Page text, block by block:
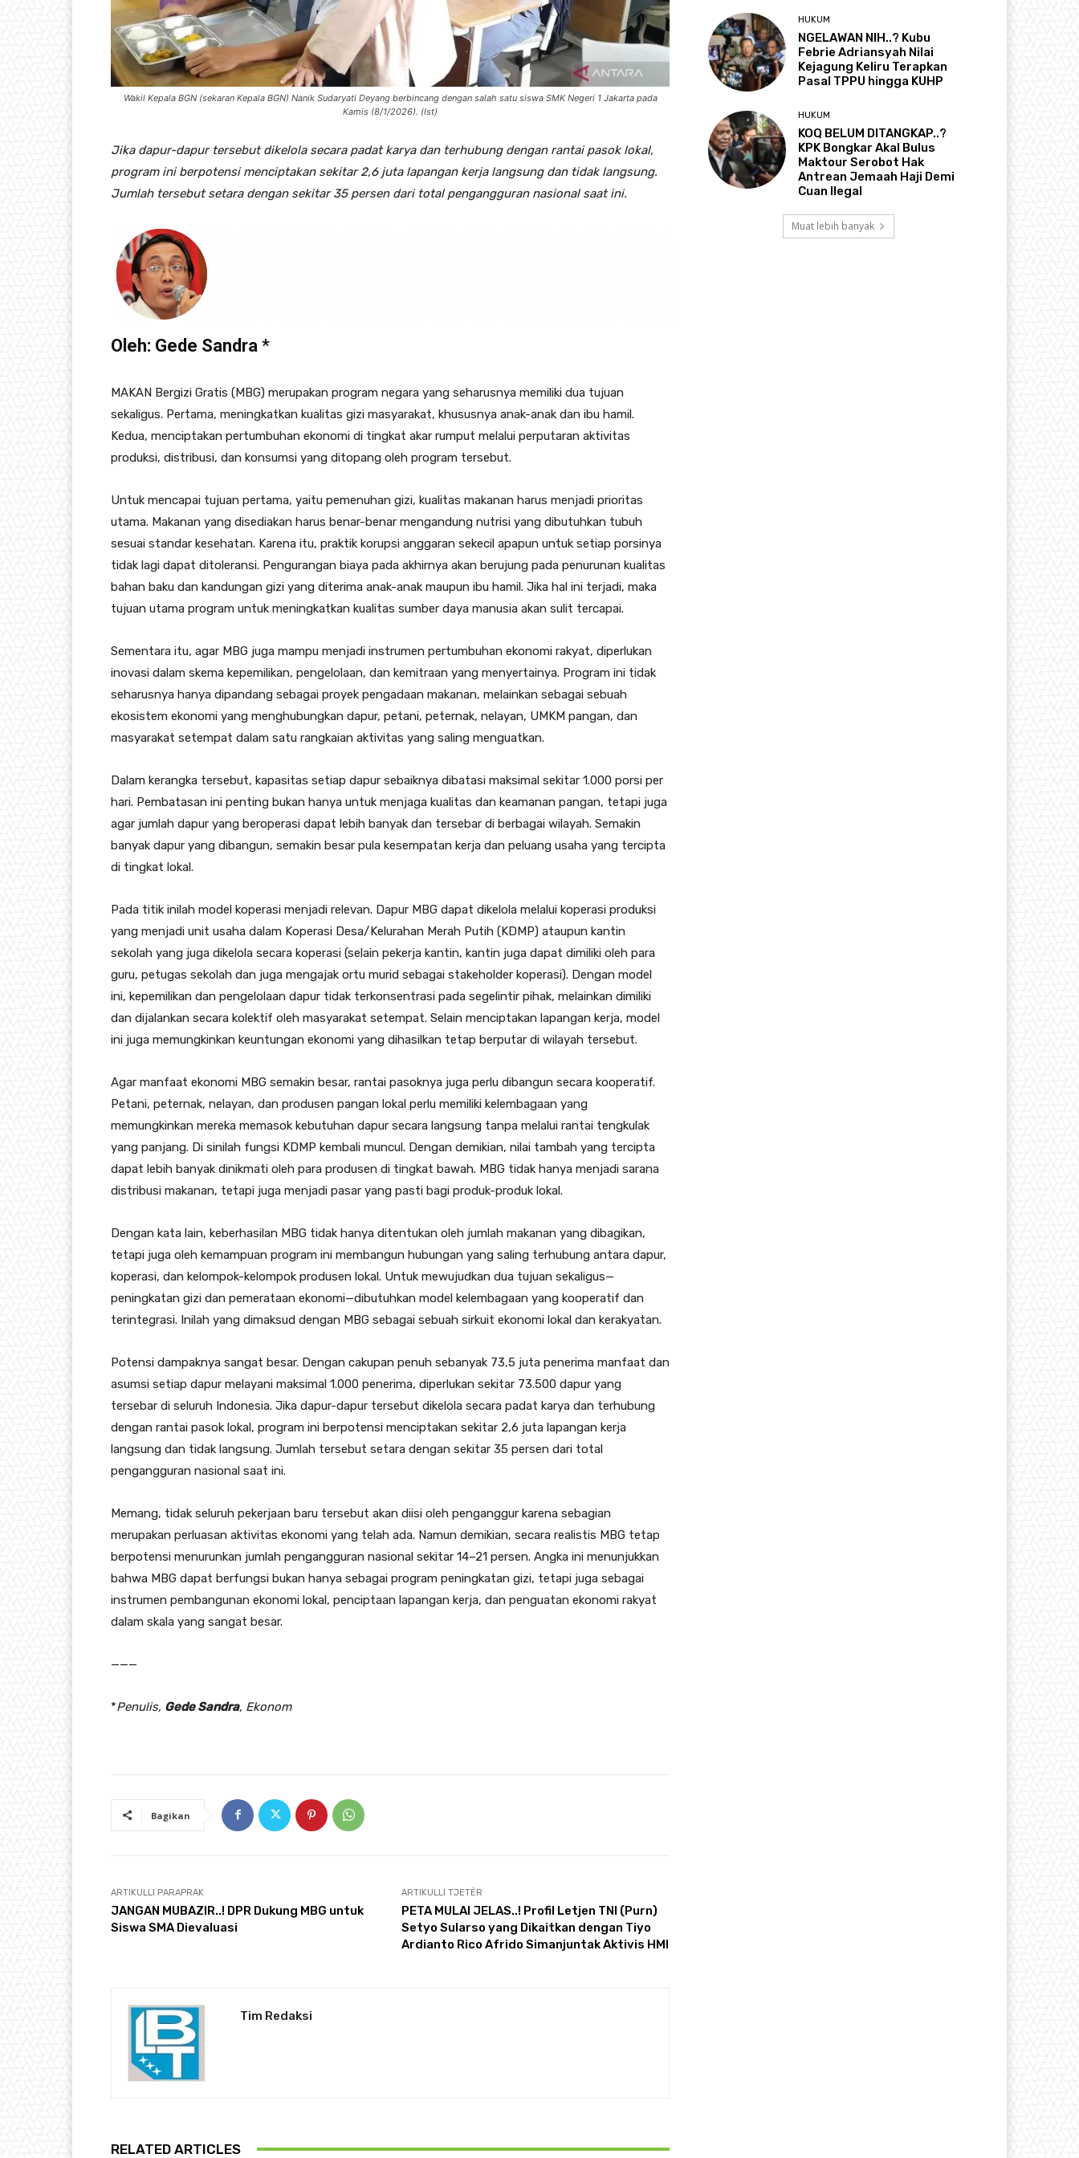
Wakil Kepala BGN (sekaran Kepala BGN) Nanik Sudaryati Deyang berbincang dengan salah satu siswa SMK Negeri 1 Jakarta pada
Kamis (8/1/2026). (Ist)
Jika dapur-dapur tersebut dikelola secara padat karya dan terhubung dengan rantai pasok lokal,
program ini berpotensi menciptakan sekitar 2,6 juta lapangan kerja langsung dan tidak langsung.
Jumlah tersebut setara dengan sekitar 35 persen dari total pengangguran nasional saat ini.
Oleh: Gede Sandra *
MAKAN Bergizi Gratis (MBG) merupakan program negara yang seharusnya memiliki dua tujuan
sekaligus. Pertama, meningkatkan kualitas gizi masyarakat, khususnya anak-anak dan ibu hamil.
Kedua, menciptakan pertumbuhan ekonomi di tingkat akar rumput melalui perputaran aktivitas
produksi, distribusi, dan konsumsi yang ditopang oleh program tersebut.
Untuk mencapai tujuan pertama, yaitu pemenuhan gizi, kualitas makanan harus menjadi prioritas
utama. Makanan yang disediakan harus benar-benar mengandung nutrisi yang dibutuhkan tubuh
sesuai standar kesehatan. Karena itu, praktik korupsi anggaran sekecil apapun untuk setiap porsinya
tidak lagi dapat ditoleransi. Pengurangan biaya pada akhirnya akan berujung pada penurunan kualitas
bahan baku dan kandungan gizi yang diterima anak-anak maupun ibu hamil. Jika hal ini terjadi, maka
tujuan utama program untuk meningkatkan kualitas sumber daya manusia akan sulit tercapai.
Sementara itu, agar MBG juga mampu menjadi instrumen pertumbuhan ekonomi rakyat, diperlukan
inovasi dalam skema kepemilikan, pengelolaan, dan kemitraan yang menyertainya. Program ini tidak
seharusnya hanya dipandang sebagai proyek pengadaan makanan, melainkan sebagai sebuah
ekosistem ekonomi yang menghubungkan dapur, petani, peternak, nelayan, UMKM pangan, dan
masyarakat setempat dalam satu rangkaian aktivitas yang saling menguatkan.
Dalam kerangka tersebut, kapasitas setiap dapur sebaiknya dibatasi maksimal sekitar 1.000 porsi per
hari. Pembatasan ini penting bukan hanya untuk menjaga kualitas dan keamanan pangan, tetapi juga
agar jumlah dapur yang beroperasi dapat lebih banyak dan tersebar di berbagai wilayah. Semakin
banyak dapur yang dibangun, semakin besar pula kesempatan kerja dan peluang usaha yang tercipta
di tingkat lokal.
Pada titik inilah model koperasi menjadi relevan. Dapur MBG dapat dikelola melalui koperasi produksi
yang menjadi unit usaha dalam Koperasi Desa/Kelurahan Merah Putih (KDMP) ataupun kantin
sekolah yang juga dikelola secara koperasi (selain pekerja kantin, kantin juga dapat dimiliki oleh para
guru, petugas sekolah dan juga mengajak ortu murid sebagai stakeholder koperasi). Dengan model
ini, kepemilikan dan pengelolaan dapur tidak terkonsentrasi pada segelintir pihak, melainkan dimiliki
dan dijalankan secara kolektif oleh masyarakat setempat. Selain menciptakan lapangan kerja, model
ini juga memungkinkan keuntungan ekonomi yang dihasilkan tetap berputar di wilayah tersebut.
Agar manfaat ekonomi MBG semakin besar, rantai pasoknya juga perlu dibangun secara kooperatif.
Petani, peternak, nelayan, dan produsen pangan lokal perlu memiliki kelembagaan yang
memungkinkan mereka memasok kebutuhan dapur secara langsung tanpa melalui rantai tengkulak
yang panjang. Di sinilah fungsi KDMP kembali muncul. Dengan demikian, nilai tambah yang tercipta
dapat lebih banyak dinikmati oleh para produsen di tingkat bawah. MBG tidak hanya menjadi sarana
distribusi makanan, tetapi juga menjadi pasar yang pasti bagi produk-produk lokal.
Dengan kata lain, keberhasilan MBG tidak hanya ditentukan oleh jumlah makanan yang dibagikan,
tetapi juga oleh kemampuan program ini membangun hubungan yang saling terhubung antara dapur,
koperasi, dan kelompok-kelompok produsen lokal. Untuk mewujudkan dua tujuan sekaligus—
peningkatan gizi dan pemerataan ekonomi—dibutuhkan model kelembagaan yang kooperatif dan
terintegrasi. Inilah yang dimaksud dengan MBG sebagai sebuah sirkuit ekonomi lokal dan kerakyatan.
Potensi dampaknya sangat besar. Dengan cakupan penuh sebanyak 73,5 juta penerima manfaat dan
asumsi setiap dapur melayani maksimal 1.000 penerima, diperlukan sekitar 73.500 dapur yang
tersebar di seluruh Indonesia. Jika dapur-dapur tersebut dikelola secara padat karya dan terhubung
dengan rantai pasok lokal, program ini berpotensi menciptakan sekitar 2,6 juta lapangan kerja
langsung dan tidak langsung. Jumlah tersebut setara dengan sekitar 35 persen dari total
pengangguran nasional saat ini.
Memang, tidak seluruh pekerjaan baru tersebut akan diisi oleh penganggur karena sebagian
merupakan perluasan aktivitas ekonomi yang telah ada. Namun demikian, secara realistis MBG tetap
berpotensi menurunkan jumlah pengangguran nasional sekitar 14–21 persen. Angka ini menunjukkan
bahwa MBG dapat berfungsi bukan hanya sebagai program peningkatan gizi, tetapi juga sebagai
instrumen pembangunan ekonomi lokal, penciptaan lapangan kerja, dan penguatan ekonomi rakyat
dalam skala yang sangat besar.
———
*Penulis, Gede Sandra, Ekonom
Bagikan
ARTIKULLI PARAPRAK
JANGAN MUBAZIR..! DPR Dukung MBG untuk
Siswa SMA Dievaluasi
ARTIKULLI TJETËR
PETA MULAI JELAS..! Profil Letjen TNI (Purn)
Setyo Sularso yang Dikaitkan dengan Tiyo
Ardianto Rico Afrido Simanjuntak Aktivis HMI
Tim Redaksi
RELATED ARTICLES
HUKUM
NGELAWAN NIH..? Kubu
Febrie Adriansyah Nilai
Kejagung Keliru Terapkan
Pasal TPPU hingga KUHP
HUKUM
KOQ BELUM DITANGKAP..?
KPK Bongkar Akal Bulus
Maktour Serobot Hak
Antrean Jemaah Haji Demi
Cuan Ilegal
Muat lebih banyak